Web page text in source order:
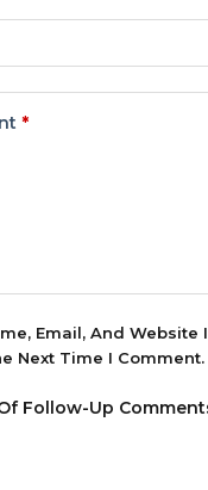
*
Email, And Website
Next Time I Comment.
Follow-Up